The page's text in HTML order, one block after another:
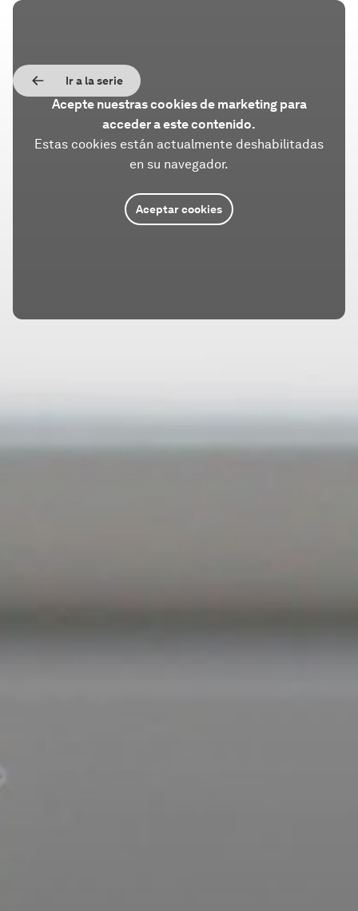
Ir a la serie
Acepte nuestras cookies de marketing para
acceder a este contenido.
Estas cookies están actualmente deshabilitadas
en su navegador.
Aceptar cookies